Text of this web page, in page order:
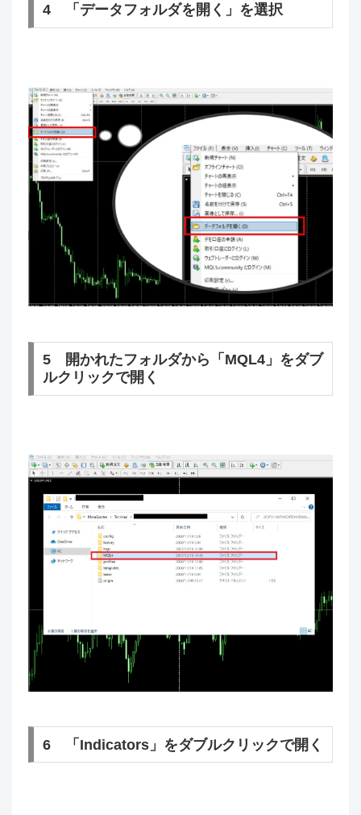
4 「データフォルダを開く」を選択
5 開かれたフォルダから「MQL4」をダブ
ルクリックで開く
6 「Indicators」をダブルクリックで開く